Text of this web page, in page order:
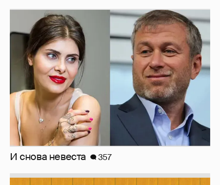
И снова невеста 357